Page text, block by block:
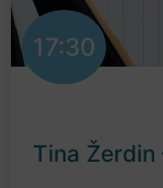
17:30
Tina Žerdin